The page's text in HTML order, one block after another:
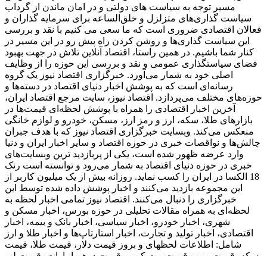
مسیر توجه به سیاست های دولتی و در امان ماندن از گرداب
سیاست گذاری‌های متزلزل و خلق‌الساعه برای سرمایه گذاران و
فعالان اقتصادی ضروری است که ما سعی می کنیم با نقد و بررسی
این سیاست گذاری‌ها و روشن کردن راه پیش رو در این مسیر در
کنار شما باشیم. در همین راستا، اقتصاد آنلاین تلاش در جهت بهبود
فضای سیاستگذاری عمومی و نقد و بررسی این حوزه را از وظایف
اصلی خود به شمار می‌آورد. خبرگزاری اقتصاد نیوز یک گروه
رسانه‌ای است که به پوشش اخبار دنیای اقتصاد در دسته‌ها و
حوزه‌های مختلف می‌پردازد. اقتصاد نیوز، سایت مرجع اقتصاد ایران،
آخرین اخبار اقتصادی را همراه با پوشش لحظه‌ای قیمت‌ها در
بازارهای طلا، سکه، ارز و رمز ارز، مسکن، خودرو و لوازم خانگی
منعکس می‌کند. وبسایت خبرگزاری اقتصاد نیوز که با هدف جبران
چالش‌ها و نواقصات خبری در حوزه اقتصاد و سایر اخبار ایران و دنیا
وارد عرضه ظهور شده است، یکی از پربازدید ترین وبسایت‌های
خبری در حوزه دنیای اقتصاد به شمار می‌رود و توانسته است رنک
18 الکسا در ایران را کسب نماید. روزانه بیش از یک میلیون کاربر از
این مجموعه بازدید می‌کنند و اخبار پوشش داده شده توسط این
خبرگزاری را دنبال می‌کنند. اقتصاد نیوز تمامی اخبار لحظه به
لحظه‌ای به همراه مقالات تحلیلی در حوزه بورس، اخبار مسکن و
شهری، اخبار خودرو، اخبار سیاسی، اخبار بانک و بیمه، اخبار
اقتصادی، اخبار تولید و تجارت، اخبار استارتاپ‌ها و اخبار طلا و ارز
شامل: اطلاعات لحظهای و بروز قیمت دلار، قیمت طلا، قیمت